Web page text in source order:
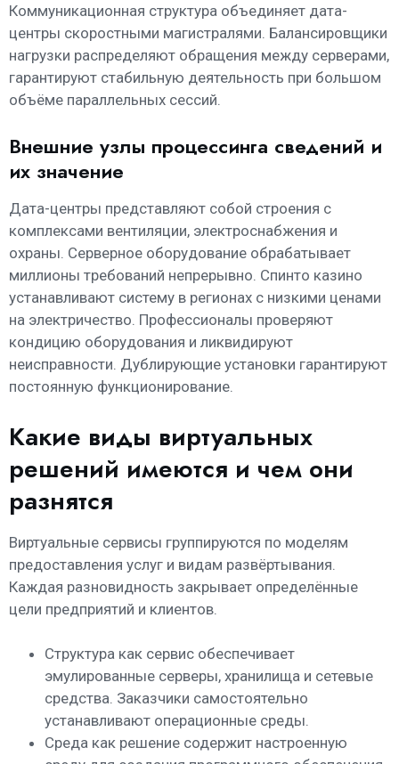
Коммуникационная структура объединяет дата-
центры скоростными магистралями. Балансировщики
нагрузки распределяют обращения между серверами,
гарантируют стабильную деятельность при большом
объёме параллельных сессий.
Внешние узлы процессинга сведений и
их значение
Дата-центры представляют собой строения с
комплексами вентиляции, электроснабжения и
охраны. Серверное оборудование обрабатывает
миллионы требований непрерывно. Спинто казино
устанавливают систему в регионах с низкими ценами
на электричество. Профессионалы проверяют
кондицию оборудования и ликвидируют
неисправности. Дублирующие установки гарантируют
постоянную функционирование.
Какие виды виртуальных
решений имеются и чем они
разнятся
Виртуальные сервисы группируются по моделям
предоставления услуг и видам развёртывания.
Каждая разновидность закрывает определённые
цели предприятий и клиентов.
Структура как сервис обеспечивает
эмулированные серверы, хранилища и сетевые
средства. Заказчики самостоятельно
устанавливают операционные среды.
Среда как решение содержит настроенную